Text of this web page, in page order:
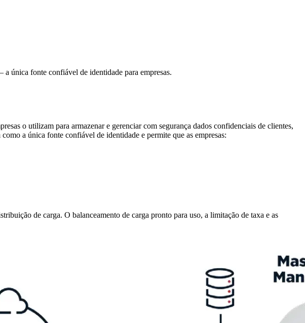
única fonte confiável de identidade para empresas.
o utilizam para armazenar e gerenciar com segurança dados confidenciais de clientes,
a única fonte confiável de identidade e permite que as empresas:
de carga. O balanceamento de carga pronto para uso, a limitação de taxa e as